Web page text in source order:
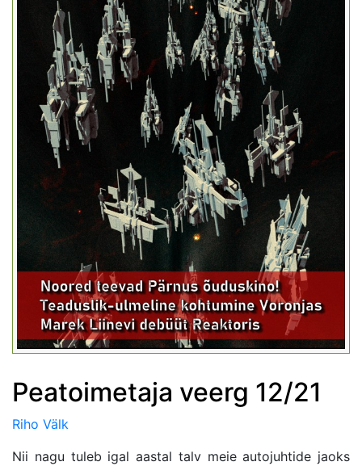
Peatoimetaja veerg 12/21
Riho Välk
Nii nagu tuleb igal aastal talv meie autojuhtide jaoks